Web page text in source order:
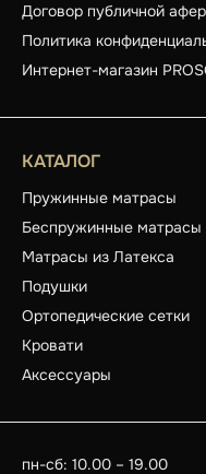
Договор публичной
Политика
Интернет-магазин
КАТАЛОГ
Пружинные матрасы
Беспружинные матрасы
Матрасы из Латекса
Подушки
Ортопедические сетки
Кровати
Аксессуары
пн-сб: 10.00 – 19.00